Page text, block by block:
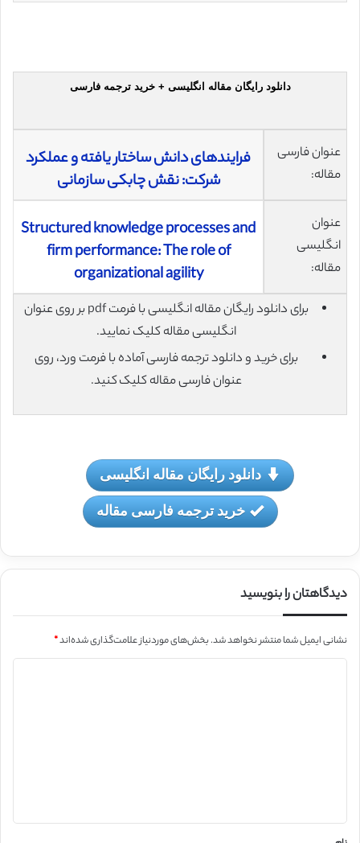
دانلود رایگان مقاله انگلیسی + خرید ترجمه فارسی
عنوان فارسی
مقاله:
فرایندهای دانش ساختار یافته و عملکرد
شرکت: نقش چابکی سازمانی
عنوان
انگلیسی
مقاله:
Structured knowledge processes and
firm performance: The role of
organizational agility
برای دانلود رایگان مقاله انگلیسی با فرمت pdf بر روی عنوان
انگلیسی مقاله کلیک نمایید.
برای خرید و دانلود ترجمه فارسی آماده با فرمت ورد، روی
عنوان فارسی مقاله کلیک کنید.
دانلود رایگان مقاله انگلیسی
خرید ترجمه فارسی مقاله
دیدگاهتان را بنویسید
نشانی ایمیل شما منتشر نخواهد شد.بخش‌های موردنیاز علامت‌گذاری شده‌اند*